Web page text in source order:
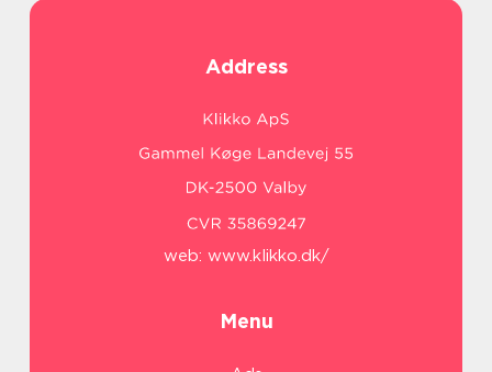
Address
web: www.klikko.dk/
Menu